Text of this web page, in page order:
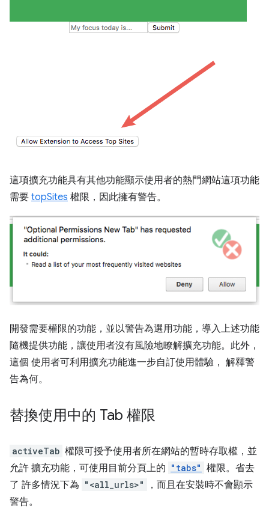
這項擴充功能具有其他功能顯示使用者的熱門網站這項功能
需要 topSites 權限，因此擁有警告。
開發需要權限的功能，並以警告為選用功能，導入上述功能
隨機提供功能，讓使用者沒有風險地瞭解擴充功能。此外，
這個 使用者可利用擴充功能進一步自訂使用體驗， 解釋警
告為何。
替換使用中的 Tab 權限
activeTab 權限可授予使用者所在網站的暫時存取權，並
允許 擴充功能，可使用目前分頁上的 "tabs" 權限。省去
了 許多情況下為 "<all_urls>"
，而且在安裝時不會顯示
警告。